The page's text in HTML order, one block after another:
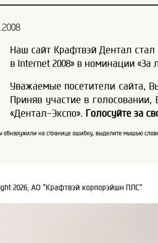
Наш сайт Крафтвэй Дентал стал
в Internet 2008» в номинации
Уважаемые посетители сайта,
Приняв участие в
«Дентал-Экспо». Голосуйте за
обнаружили на странице ошибку, выделите мышью
2026, АО "Крафтвэй корпорэйшн ПЛС"